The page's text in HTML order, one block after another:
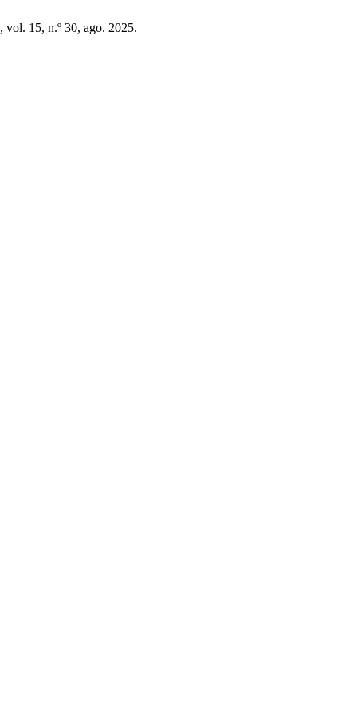
, vol. 15, n.º 30, ago. 2025.